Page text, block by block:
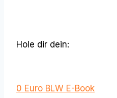
Hole dir dein:
0 Euro BLW E-Book